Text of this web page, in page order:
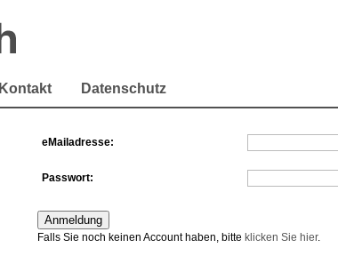
Kontakt Datenschutz
eMailadresse:
Passwort:
Falls Sie noch keinen Account haben, bitte klicken Sie hier.